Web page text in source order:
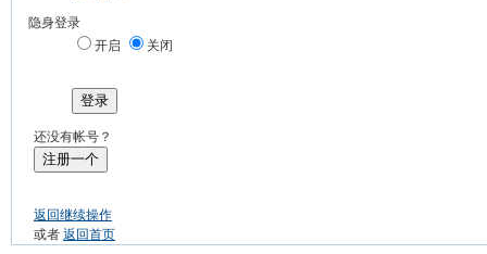
隐身登录
开启
关闭
登录
还没有帐号？
注册一个
返回继续操作
或者 返回首页